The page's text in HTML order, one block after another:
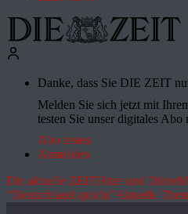
Danke, dass Sie DIE ZEIT
Melden Sie sich jetzt mit
testen Sie unser digitales
Abo testen
Anmelden
Die aktuelle ZEITHitze und Dürre
"Deutschland spricht"Aktuelle